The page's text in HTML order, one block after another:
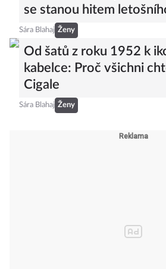
se stanou hitem
Sára Blahaj Ženy
Od šatů z roku 1952 k
kabelce: Proč všichni
Cigale
Sára Blahaj Ženy